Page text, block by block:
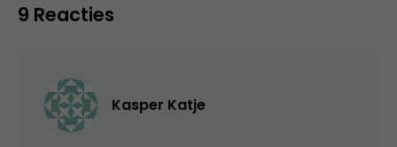
9 Reacties
Kasper Katje